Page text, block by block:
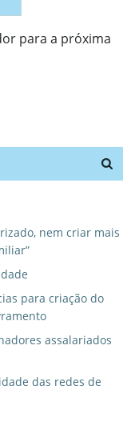
para a próxima
nem criar mais
para criação do
assalariados
das redes de